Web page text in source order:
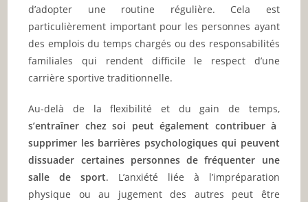
d’adopter une routine régulière. Cela est
particulièrement important pour les personnes ayant
des emplois du temps chargés ou des responsabilités
familiales qui rendent difficile le respect d’une
carrière sportive traditionnelle.
Au-delà de la flexibilité et du gain de temps,
s’entraîner chez soi peut également contribuer à
supprimer les barrières psychologiques qui peuvent
dissuader certaines personnes de fréquenter une
salle de sport. L’anxiété liée à l’impréparation
physique ou au jugement des autres peut être